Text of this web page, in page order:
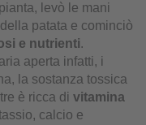
levò le mani
patata e cominciò
e nutrienti.
aperta infatti, i
la sostanza tossica
è ricca di vitamina
calcio e